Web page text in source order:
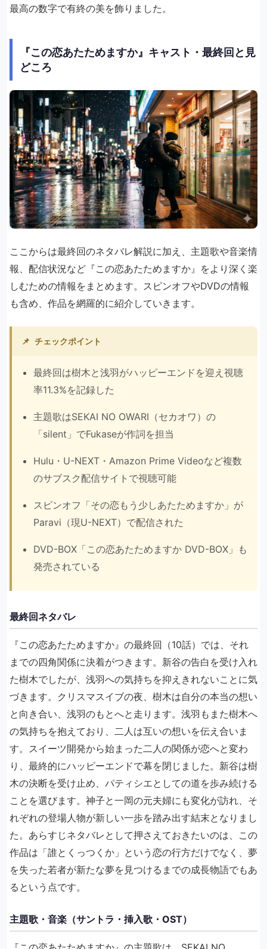
最高の数字で有終の美を飾りました。
『この恋あたためますか』キャスト・最終回と見
どころ
ここからは最終回のネタバレ解説に加え、主題歌や音楽情
報、配信状況など『この恋あたためますか』をより深く楽
しむための情報をまとめます。スピンオフやDVDの情報
も含め、作品を網羅的に紹介していきます。
📌 チェックポイント
最終回は樹木と浅羽がハッピーエンドを迎え視聴
率11.3%を記録した
主題歌はSEKAI NO OWARI（セカオワ）の
「silent」でFukaseが作詞を担当
Hulu・U-NEXT・Amazon Prime Videoなど複数
のサブスク配信サイトで視聴可能
スピンオフ「その恋もう少しあたためますか」が
Paravi（現U-NEXT）で配信された
DVD-BOX「この恋あたためますか DVD-BOX」も
発売されている
最終回ネタバレ
『この恋あたためますか』の最終回（10話）では、それ
までの四角関係に決着がつきます。新谷の告白を受け入れ
た樹木でしたが、浅羽への気持ちを抑えきれないことに気
づきます。クリスマスイブの夜、樹木は自分の本当の想い
と向き合い、浅羽のもとへと走ります。浅羽もまた樹木へ
の気持ちを抱えており、二人は互いの想いを伝え合いま
す。スイーツ開発から始まった二人の関係が恋へと変わ
り、最終的にハッピーエンドで幕を閉じました。新谷は樹
木の決断を受け止め、パティシエとしての道を歩み続ける
ことを選びます。神子と一岡の元夫婦にも変化が訪れ、そ
れぞれの登場人物が新しい一歩を踏み出す結末となりまし
た。あらすじネタバレとして押さえておきたいのは、この
作品は「誰とくっつくか」という恋の行方だけでなく、夢
を失った若者が新たな夢を見つけるまでの成長物語でもあ
るという点です。
主題歌・音楽（サントラ・挿入歌・OST）